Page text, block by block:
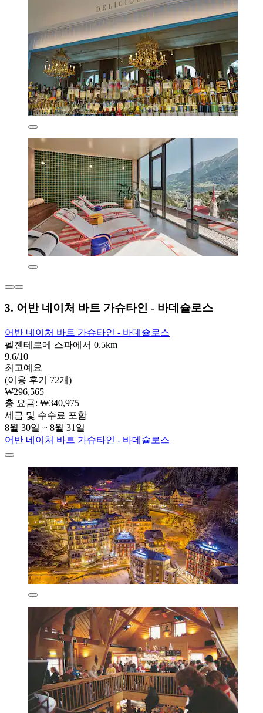
3. 어반 네이처 바트 가슈타인 - 바데슐로스
어반 네이처 바트 가슈타인 - 바데슐로스
펠젠테르메 스파에서 0.5km
9.6/10
최고예요
(이용 후기 72개)
₩296,565
총 요금: ₩340,975
세금 및 수수료 포함
8월 30일 ~ 8월 31일
어반 네이처 바트 가슈타인 - 바데슐로스